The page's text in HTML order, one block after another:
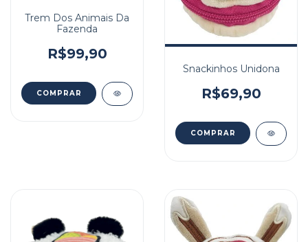
Trem Dos Animais Da
Fazenda
R$99,90
Snackinhos Unidona
R$69,90